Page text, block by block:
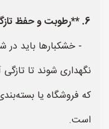
6. **رطوبت و حفظ تازگی:**
- خشکبارها باید
نگهداری شوند تا
که فروشگاه یا
است.